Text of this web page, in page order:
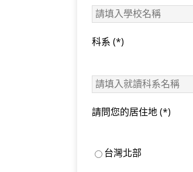
科系 (*)
請問您的居住地(*)
台灣北部